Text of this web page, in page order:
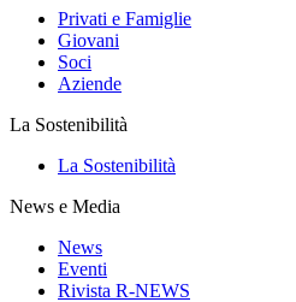
Privati e Famiglie
Giovani
Soci
Aziende
La Sostenibilità
La Sostenibilità
News e Media
News
Eventi
Rivista R-NEWS